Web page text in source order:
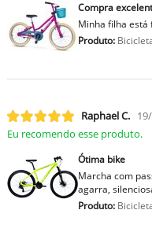
Compra
Minha filha está
Produto:
Raphael C.
Eu recomendo esse produto.
Ótima bike
Marcha com
agarra,
Produto: